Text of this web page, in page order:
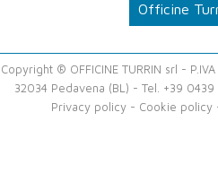
Officine
Copyright ® OFFICINE TURRIN srl -
32034 Pedavena (BL) - Tel. +39 0439
Privacy policy- Cookie policy